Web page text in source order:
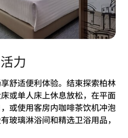
力
舒适便利体验。结束探索柏林
或单人床上休息放松，在平面
或使用客房内咖啡茶饮机冲泡
玻璃淋浴间和精选卫浴用品，